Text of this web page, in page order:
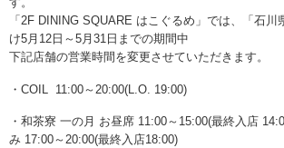
「2F DINING SQUARE はこぐるめ」では、「石川
け5月12日～5月31日までの期間中
下記店舗の営業時間を変更させていただきます。
・COIL 11:00～20:00(L.O. 19:00)
・和茶寮 一の月 お昼席 11:00～15:00(最終入店
み 17:00～20:00(最終入店18:00)